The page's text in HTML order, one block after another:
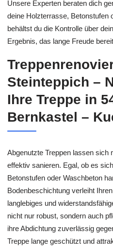
Unsere Experten beraten dich
deine Holzterrasse, Betonstufen
behältst du die Kontrolle über
Ergebnis, das lange Freude
Steinteppich –
Ihre Treppe in
Bernkastel –
Abgenutzte Treppen lassen sich
effektiv sanieren. Egal, ob es
Betonstufen oder Waschbeton
Bodenbeschichtung verleiht
langlebiges und
nicht nur robust, sondern auch
ihre Abdichtung zuverlässig
Treppe lange geschützt und